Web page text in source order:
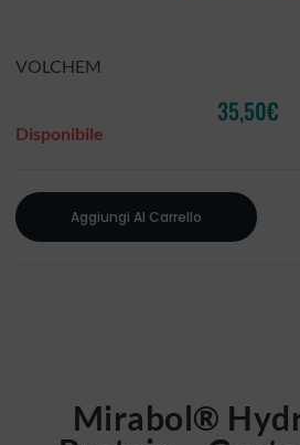
VOLCHEM
35,50€
Disponibile
Aggiungi Al Carrello
Mirabol®